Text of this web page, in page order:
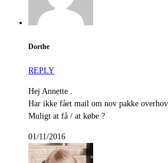
Dorthe
REPLY
Hej Annette .
Har ikke fået mail om nov pakke
Muligt at få / at købe ?
01/11/2016